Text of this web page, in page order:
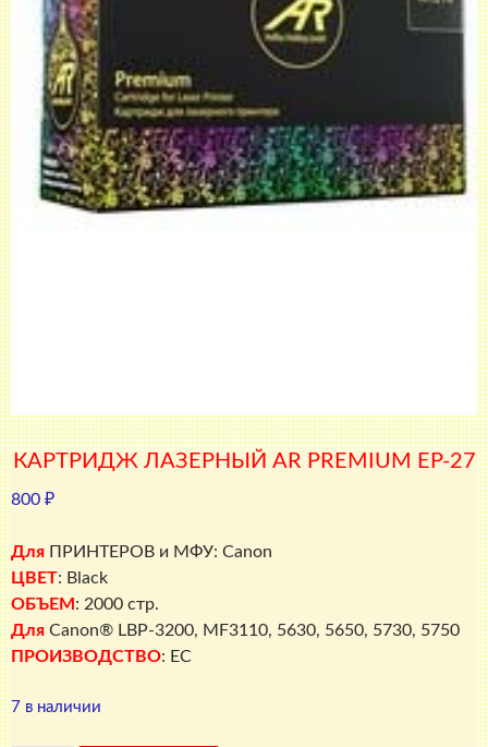
КАРТРИДЖ ЛАЗЕРНЫЙ AR PREMIUM EP-27
800 ₽
Для ПРИНТЕРОВ и МФУ: Canon
ЦВЕТ: Black
ОБЪЕМ : 2000 стр.
Для Canon® LBP-3200, MF3110, 5630, 5650, 5730, 5750
ПРОИЗВОДСТВО: EC
7 в наличии